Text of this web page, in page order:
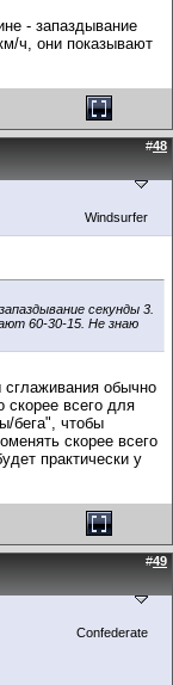
- запаздывание
ч, они показывают
#48
Windsurfer
секунды 3.
60-30-15. Не знаю
обычно
всего для
бега", чтобы
скорее всего
практически у
#49
Confederate